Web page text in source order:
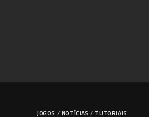
JOGOS / NOTÍCIAS / TUTORIAIS